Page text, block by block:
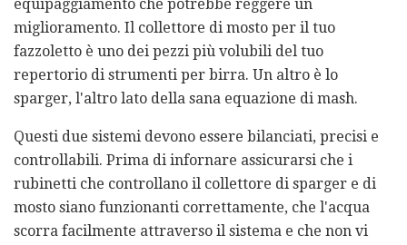
equipaggiamento che potrebbe reggere un
miglioramento. Il collettore di mosto per il tuo
fazzoletto è uno dei pezzi più volubili del tuo
repertorio di strumenti per birra. Un altro è lo
sparger, l'altro lato della sana equazione di mash.
Questi due sistemi devono essere bilanciati, precisi e
controllabili. Prima di infornare assicurarsi che i
rubinetti che controllano il collettore di sparger e di
mosto siano funzionanti correttamente, che l'acqua
scorra facilmente attraverso il sistema e che non vi